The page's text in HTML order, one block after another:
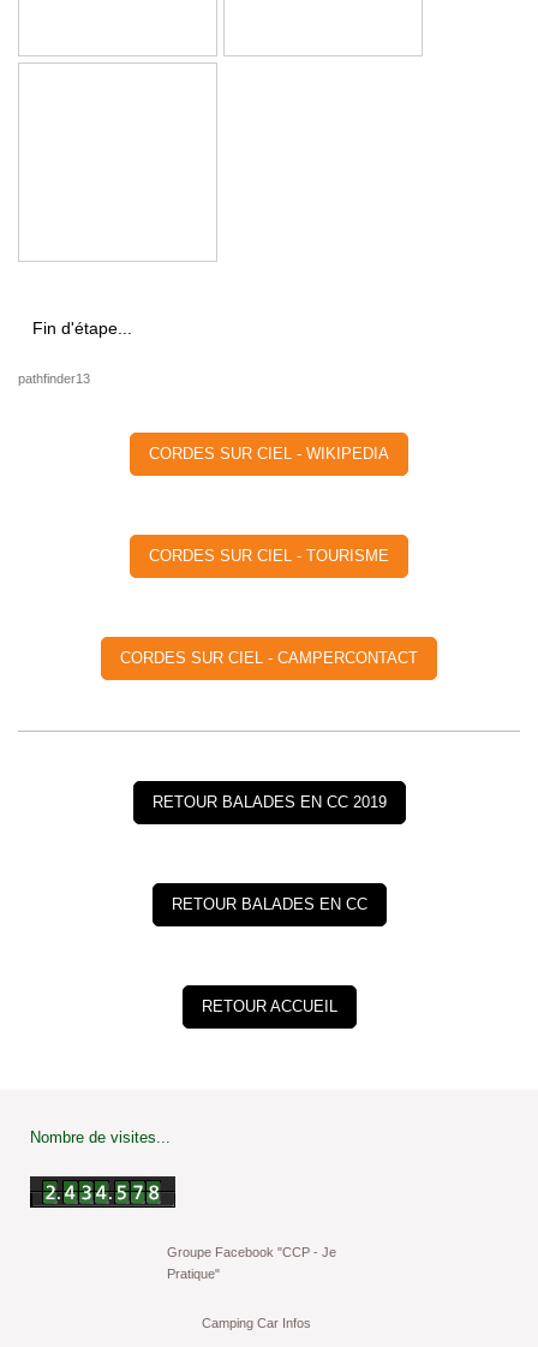
Fin d'étape...
pathfinder13
CORDES SUR CIEL - WIKIPEDIA
CORDES SUR CIEL - TOURISME
CORDES SUR CIEL - CAMPERCONTACT
RETOUR BALADES EN CC 2019
RETOUR BALADES EN CC
RETOUR ACCUEIL
Nombre de visites...
Groupe Facebook "CCP - Je
Pratique"
Camping Car Infos